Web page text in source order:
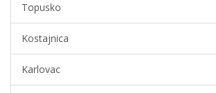
Topusko
Kostajnica
Karlovac